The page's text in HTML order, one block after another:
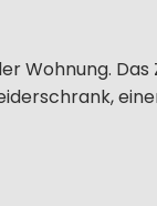
Wohnung.